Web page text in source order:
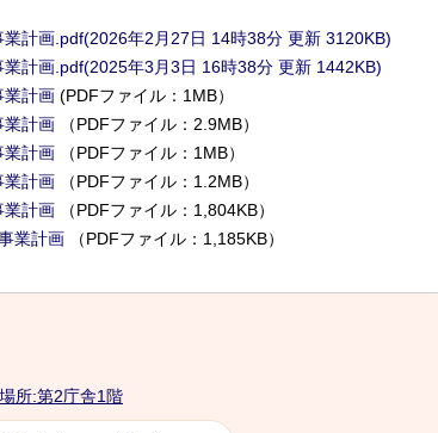
計画.pdf(2026年2月27日 14時38分 更新 3120KB)
計画.pdf(2025年3月3日 16時38分 更新 1442KB)
業計画 (PDFファイル：1MB）
業計画
（PDFファイル：2.9MB）
業計画
（PDFファイル：1MB）
業計画
（PDFファイル：1.2MB）
業計画
（PDFファイル：1,804KB）
業計画
（PDFファイル：1,185KB）
場所:第2庁舎1階